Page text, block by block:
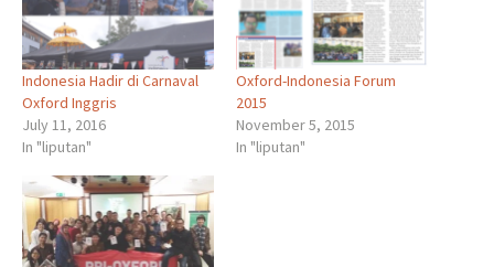
Indonesia Hadir di Carnaval
Oxford Inggris
July 11, 2016
In "liputan"
Oxford-Indonesia Forum
2015
November 5, 2015
In "liputan"